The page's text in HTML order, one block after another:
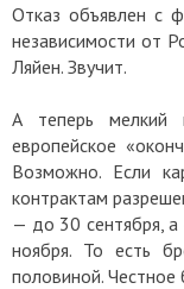
Отказ объявлен с
независимости от
Ляйен. Звучит.
А теперь мелкий
европейское
Возможно. Если
контрактам
— до 30 сентября,
ноября. То есть
половиной. Честное